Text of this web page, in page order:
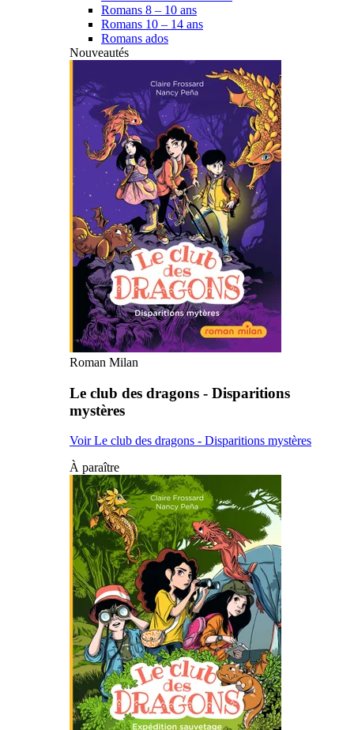
Romans 8 – 10 ans
Romans 10 – 14 ans
Romans ados
Nouveautés
Roman Milan
Le club des dragons - Disparitions
mystères
Voir Le club des dragons - Disparitions mystères
À paraître